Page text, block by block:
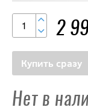
2
Купить сразу
Нет в